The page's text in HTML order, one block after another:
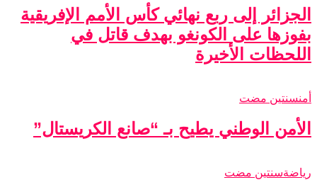
الجزائر إلى ربع نهائي كأس الأمم الإفريقية
بفوزها على الكونغو بهدف قاتل في
اللحظات الأخيرة
أمنسنتين مضت
الأمن الوطني يطيح بـ “صانع الكريستال”
رياضةسنتين مضت